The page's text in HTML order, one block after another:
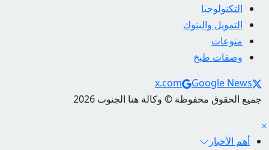
التكنولوجيا
التمويل والبنوك
منوعات
وصفات طبخ
Social Links
x.com
Google News
جميع الحقوق محفوظة © وكالة هنا الجنوب 2026
أهم الأخبار